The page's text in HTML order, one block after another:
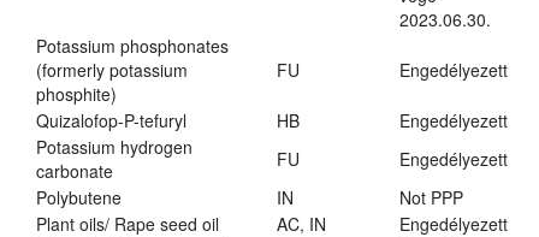
2023.06.30.
Potassium phosphonates
(formerly potassium
phosphite)
FU Engedélyezett
Quizalofop-P-tefuryl HB
Engedélyezett
Potassium hydrogen
carbonate
FU
Engedélyezett
Polybutene
IN
Not PPP
Plant oils/ Rape seed oil
AC, IN
Engedélyezett